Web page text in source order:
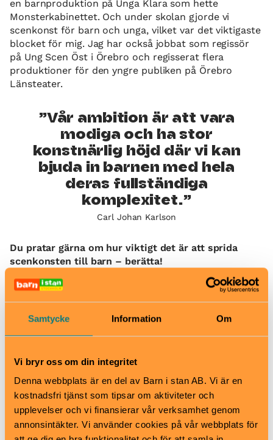
Samtycke Information Om
Vi bryr oss om din integritet
Denna webbplats är en del av Barn i stan AB. Vi är en
kostnadsfri tjänst som tipsar om aktiviteter och
upplevelser och vi finansierar vår verksamhet genom
annonsintäkter. Vi använder cookies på vår webbplats för
en barnproduktion på Unga Klara som hette
Monsterkabinettet. Och under skolan gjorde vi
scenkonst för barn och unga, vilket var det viktigaste
blocket för mig. Jag har också jobbat som regissör
på Ung Scen Öst i Örebro och regisserat flera
produktioner för den yngre publiken på Örebro
Länsteater.
Vår ambition är att vara
modiga och ha stor
konstnärlig höjd där vi kan
bjuda in barnen med hela
deras fullständiga
komplexitet.
Carl Johan Karlson
Du pratar gärna om hur viktigt det är att sprida
scenkonsten till barn – berätta!
Det är superangeläget med kultur och teater för
mellan teatern och det demokratiska. Jag tänker att
vi har ett jättestort ansvar att sprida scenkonst även
teatern, så som jag själv var en gång i min barndom.
Dramaten är ett guldigt hus som kan upplevas som
väldigt otillgängligt om man inte har en naturlig väg
in dit, så vi har ett ansvar att tillgängliggöra det och
sänka trösklarna. Därför är vår första föreställning
faktiskt en klassrumsföreställning där vi åker ut till